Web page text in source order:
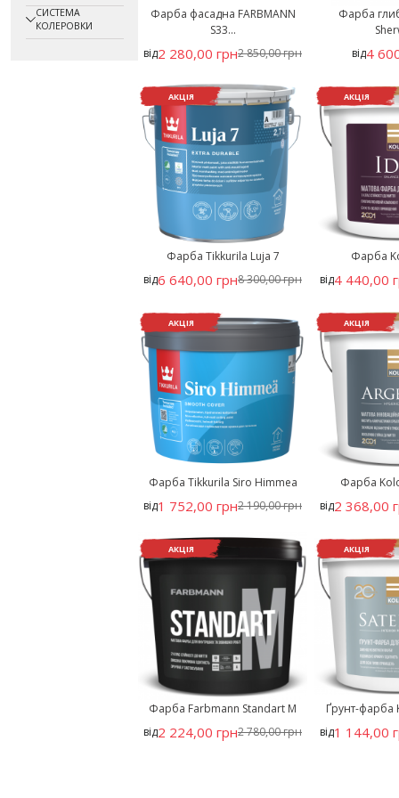
СИСТЕМА
КОЛЕРОВКИ
Фарба фасадна FARBMANN
S33...
від2 280,00 грн2 850,00 грн
Фарба
від4
АКЦІЯ
Фарба Tikkurila Luja 7
від6 640,00 грн8 300,00 грн
АКЦІЯ
Фарба
від4 440,00
АКЦІЯ
Фарба Tikkurila Siro Himmea
від1 752,00 грн2 190,00 грн
АКЦІЯ
Фарба
від2 368,00
АКЦІЯ
Фарба Farbmann Standart M
від2 224,00 грн2 780,00 грн
АКЦІЯ
Ґрунт-фарба
від1 144,00